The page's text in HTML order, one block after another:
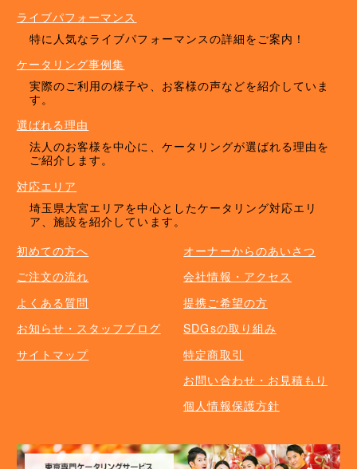
ライブパフォーマンス
特に人気なライブパフォーマンスの詳細をご案内！
ケータリング事例集
実際のご利用の様子や、お客様の声などを紹介していま
す。
選ばれる理由
法人のお客様を中心に、ケータリングが選ばれる理由を
ご紹介します。
対応エリア
埼玉県大宮エリアを中心としたケータリング対応エリ
ア、施設を紹介しています。
初めての方へ
ご注文の流れ
よくある質問
お知らせ・スタッフブログ
サイトマップ
オーナーからのあいさつ
会社情報・アクセス
提携ご希望の方
SDGsの取り組み
特定商取引
お問い合わせ・お見積もり
個人情報保護方針